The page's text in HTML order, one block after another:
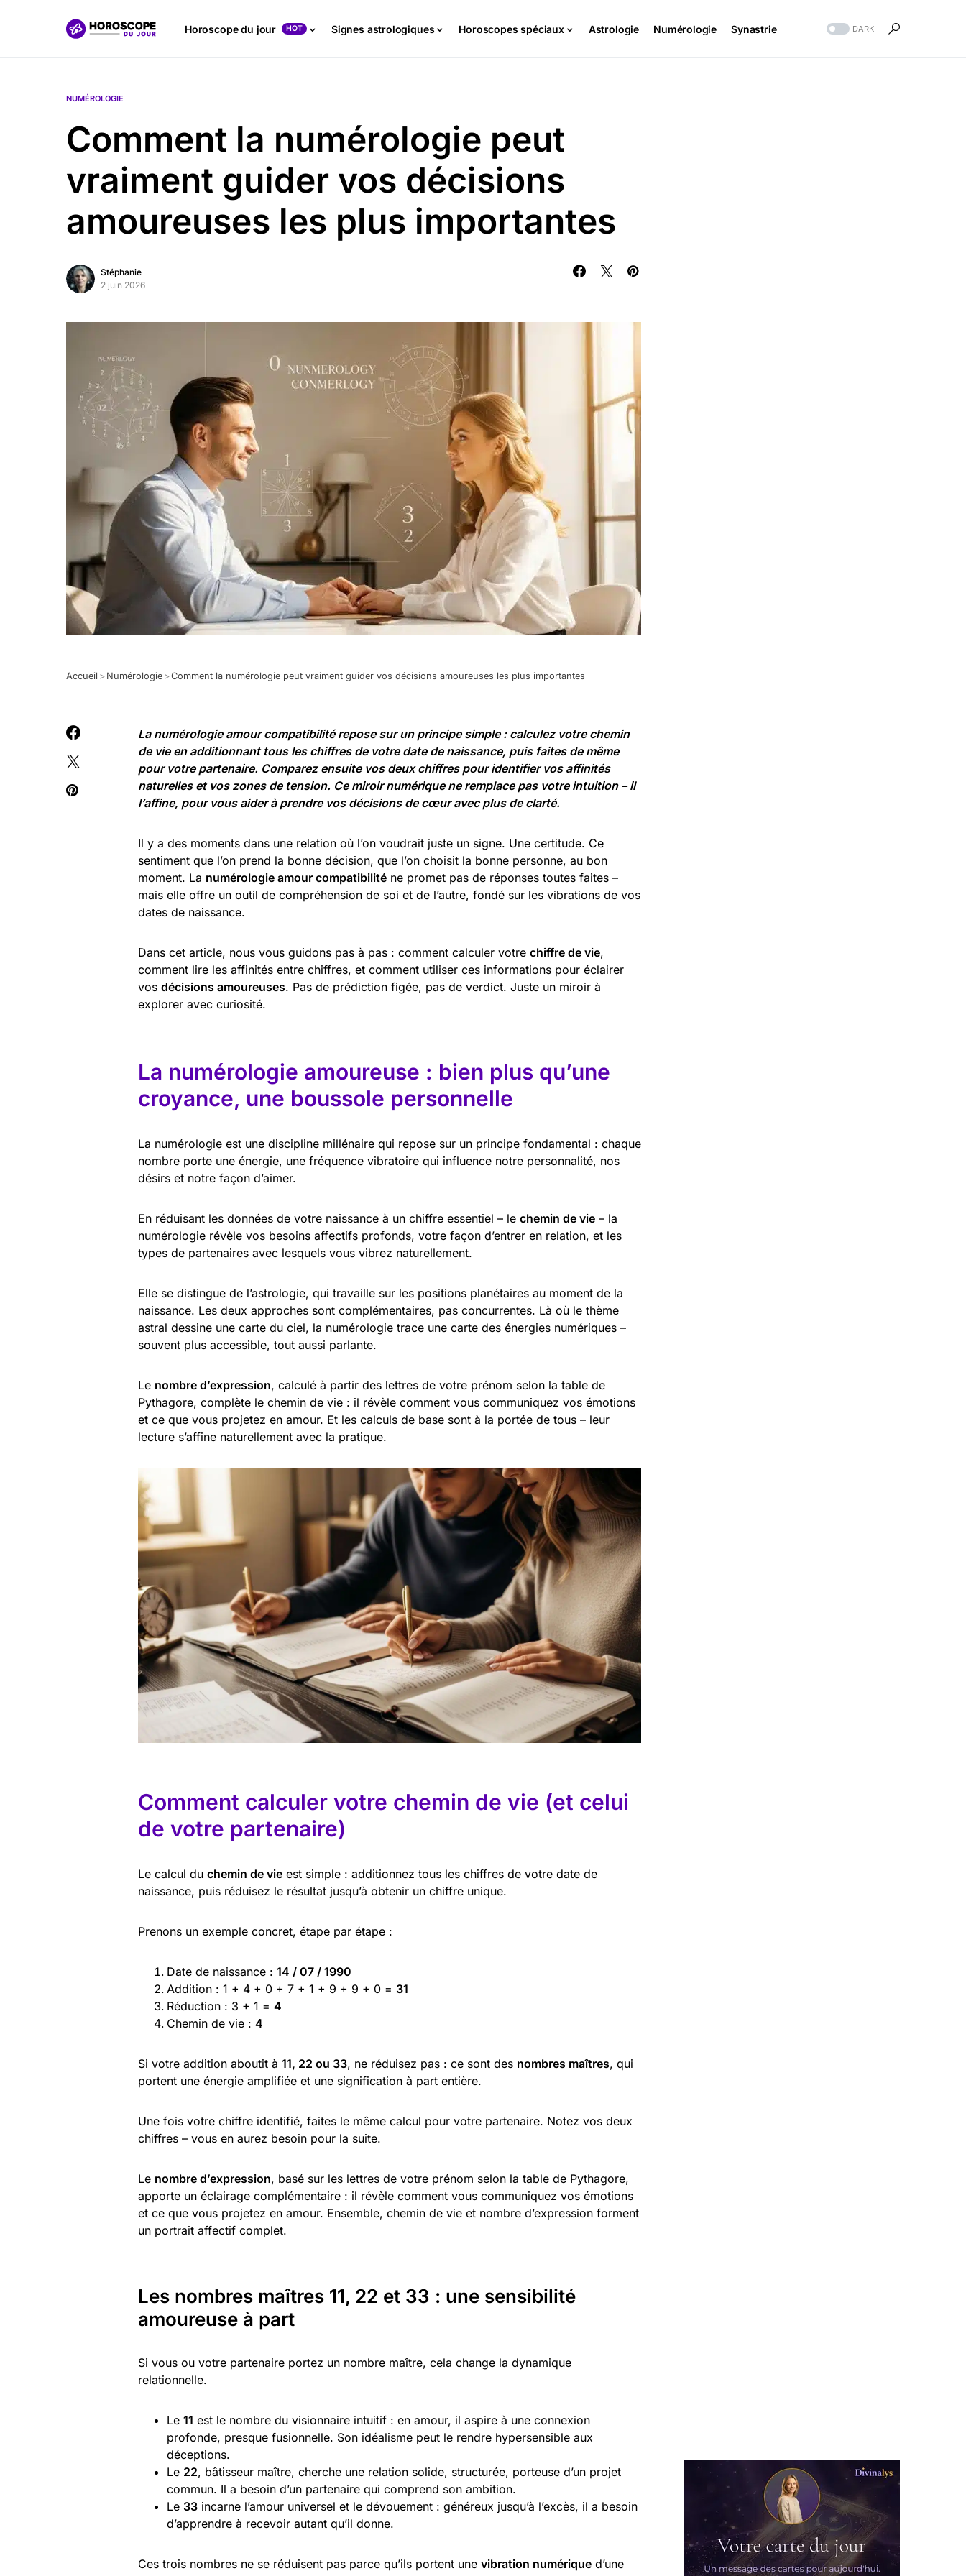
Horoscope du jour HOT Signes astrologiques Horoscopes spéciaux Astrologie Numérologie Synastrie DARK
NUMÉROLOGIE
Comment la numérologie peut
vraiment guider vos décisions
amoureuses les plus importantes
Stéphanie
2 juin 2026
Accueil > Numérologie >Comment la numérologie peut vraiment guider vos décisions amoureuses les plus importantes
La numérologie amour compatibilité repose sur un principe simple : calculez votre chemin
de vie en additionnant tous les chiffres de votre date de naissance, puis faites de même
pour votre partenaire. Comparez ensuite vos deux chiffres pour identifier vos affinités
naturelles et vos zones de tension. Ce miroir numérique ne remplace pas votre intuition – il
l’affine, pour vous aider à prendre vos décisions de cœur avec plus de clarté.
Il y a des moments dans une relation où l’on voudrait juste un signe. Une certitude. Ce
sentiment que l’on prend la bonne décision, que l’on choisit la bonne personne, au bon
moment. La numérologie amour compatibilité ne promet pas de réponses toutes faites –
mais elle offre un outil de compréhension de soi et de l’autre, fondé sur les vibrations de vos
dates de naissance.
Dans cet article, nous vous guidons pas à pas : comment calculer votre chiffre de vie,
comment lire les affinités entre chiffres, et comment utiliser ces informations pour éclairer
vos décisions amoureuses. Pas de prédiction figée, pas de verdict. Juste un miroir à
explorer avec curiosité.
La numérologie amoureuse : bien plus qu’une
croyance, une boussole personnelle
La numérologie est une discipline millénaire qui repose sur un principe fondamental : chaque
nombre porte une énergie, une fréquence vibratoire qui influence notre personnalité, nos
désirs et notre façon d’aimer.
En réduisant les données de votre naissance à un chiffre essentiel – le chemin de vie – la
numérologie révèle vos besoins affectifs profonds, votre façon d’entrer en relation, et les
types de partenaires avec lesquels vous vibrez naturellement.
Elle se distingue de l’astrologie, qui travaille sur les positions planétaires au moment de la
naissance. Les deux approches sont complémentaires, pas concurrentes. Là où le thème
astral dessine une carte du ciel, la numérologie trace une carte des énergies numériques –
souvent plus accessible, tout aussi parlante.
Le nombre d’expression, calculé à partir des lettres de votre prénom selon la table de
Pythagore, complète le chemin de vie : il révèle comment vous communiquez vos émotions
et ce que vous projetez en amour. Et les calculs de base sont à la portée de tous – leur
lecture s’affine naturellement avec la pratique.
Comment calculer votre chemin de vie (et celui
de votre partenaire)
Le calcul du chemin de vie est simple : additionnez tous les chiffres de votre date de
naissance, puis réduisez le résultat jusqu’à obtenir un chiffre unique.
Prenons un exemple concret, étape par étape :
Date de naissance : 14 / 07 / 1990
Addition : 1 + 4 + 0 + 7 + 1 + 9 + 9 + 0 = 31
Réduction : 3 + 1 = 4
Chemin de vie : 4
Si votre addition aboutit à 11, 22 ou 33, ne réduisez pas : ce sont des nombres maîtres, qui
portent une énergie amplifiée et une signification à part entière.
Une fois votre chiffre identifié, faites le même calcul pour votre partenaire. Notez vos deux
chiffres – vous en aurez besoin pour la suite.
Le nombre d’expression, basé sur les lettres de votre prénom selon la table de Pythagore,
apporte un éclairage complémentaire : il révèle comment vous communiquez vos émotions
et ce que vous projetez en amour. Ensemble, chemin de vie et nombre d’expression forment
un portrait affectif complet.
Les nombres maîtres 11, 22 et 33 : une sensibilité
amoureuse à part
Si vous ou votre partenaire portez un nombre maître, cela change la dynamique
relationnelle.
Le 11 est le nombre du visionnaire intuitif : en amour, il aspire à une connexion
profonde, presque fusionnelle. Son idéalisme peut le rendre hypersensible aux
déceptions.
Le 22, bâtisseur maître, cherche une relation solide, structurée, porteuse d’un projet
commun. Il a besoin d’un partenaire qui comprend son ambition.
Le 33 incarne l’amour universel et le dévouement : généreux jusqu’à l’excès, il a besoin
d’apprendre à recevoir autant qu’il donne.
Ces trois nombres ne se réduisent pas parce qu’ils portent une vibration numérique d’une